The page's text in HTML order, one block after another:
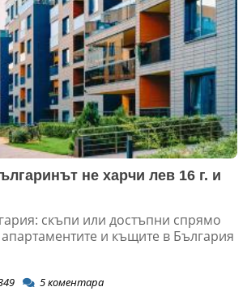
не харчи лев 16 г. и
скъпи или достъпни спрямо
и къщите в България
5коментара